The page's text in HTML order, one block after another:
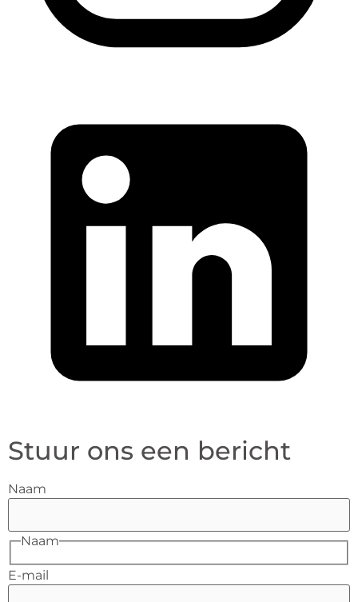
Stuur ons een bericht
Naam
Naam
E-mail